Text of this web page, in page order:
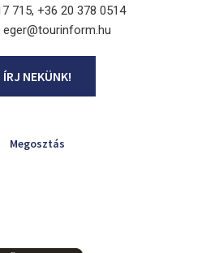
715, +36 20 378 0514
eger@tourinform.hu
ÍRJ NEKÜNK!
Megosztás